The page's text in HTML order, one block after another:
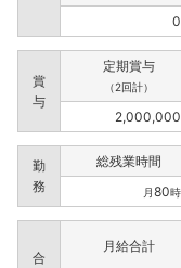
こちら 0
賞
与
定期賞与
（2回計）
2,000,000
勤
務
総残業時間
月80
合
月給合計